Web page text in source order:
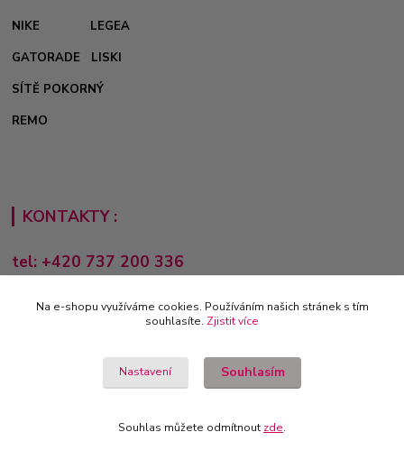
NIKE
LEGEA
GATORADE
LISKI
SÍTĚ POKORNÝ
REMO
KONTAKTY :
tel: +420 737 200 336
Pondělí-Pátek: 8 - 17 hodin
obchod@e-sporting.cz
Na e-shopu využíváme cookies. Používáním našich stránek s tím
souhlasíte. Zjistit více
Nastavení Souhlasím
Souhlas můžete odmítnout zde.